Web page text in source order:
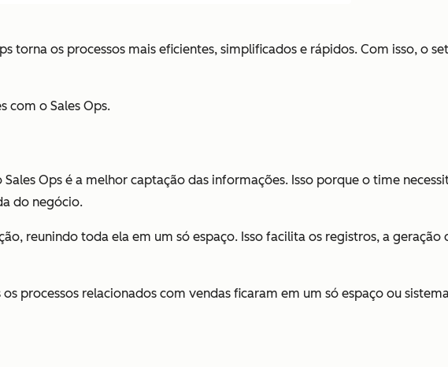
torna os processos mais eficientes, simplificados e rápidos. Com isso, o
com o Sales Ops.
Ops é a melhor captação das informações. Isso porque o time
do negócio.
reunindo toda ela em um só espaço. Isso facilita os registros, a geração
processos relacionados com vendas ficaram em um só espaço ou